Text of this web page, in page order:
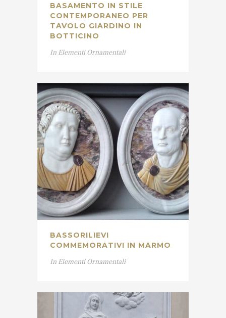
BASAMENTO IN STILE
CONTEMPORANEO PER
TAVOLO GIARDINO IN
BOTTICINO
In Elementi Ornamentali
BASSORILIEVI
COMMEMORATIVI IN MARMO
In Elementi Ornamentali